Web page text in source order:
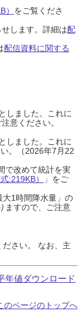
をご覧くださ
します。詳細は配
配信資料に関する
しました。これに
意ください。
しました。これに
。（2026年7月22
で改めて統計を実
:219KB）
」をご
1時間降水量」の
ますので、ご注意
さい。 なお、主
年値ダウンロード
のページのトップへ